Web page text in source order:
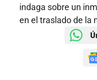
indaga sobre un
en el traslado de la